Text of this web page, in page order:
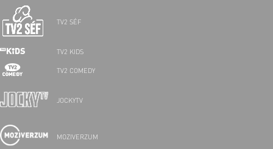
TV2 SÉF
TV2 KIDS
TV2 COMEDY
JOCKYTV
MOZIVERZUM